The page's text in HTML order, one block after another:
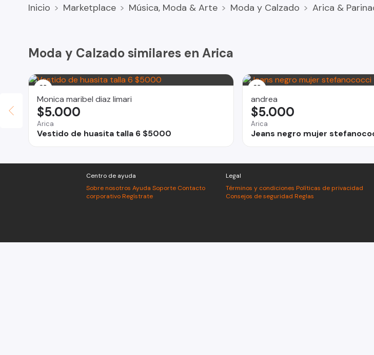
Inicio Marketplace Música, Moda & Arte Moda y Calzado Arica &
Moda y Calzado similares en Arica
Monica maribel diaz limari
Arica
Vestido de huasita talla 6 $5000
$5.000
andrea
Arica
Jeans negro mujer
$5.000
Centro de ayuda
Sobre nosotros Ayuda Soporte Contacto
corporativo Regístrate
Legal
Términos y condiciones Políticas de privacidad
Consejos de seguridad Reglas